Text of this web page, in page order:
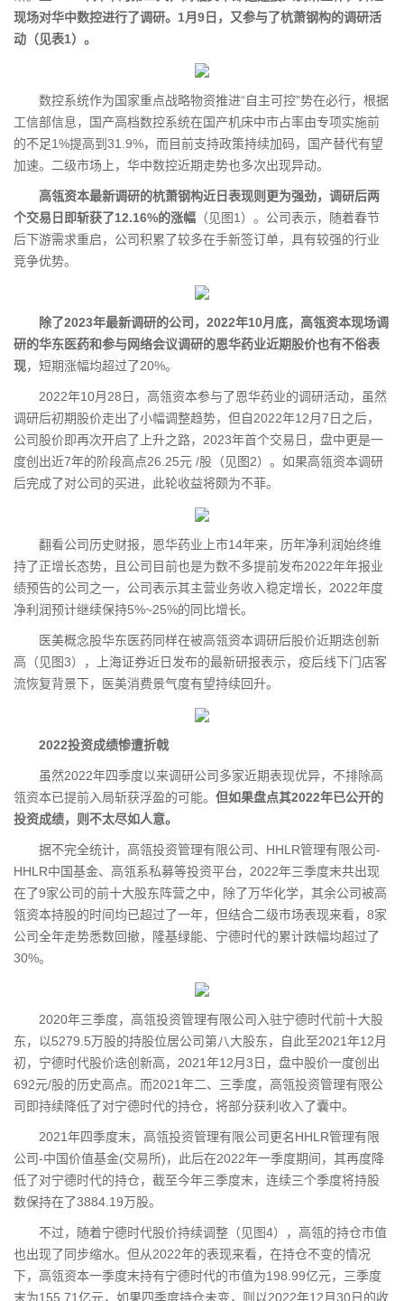
现场对华中数控进行了调研。 1月9日，又参与了杭萧钢构的调研活
动（见表1）。
数控系统作为国家重点战略物资推进“自主可控”势在必行，根据
工信部信息，国产高档数控系统在国产机床中市占率由专项实施前
的不足1%提高到31.9%，而目前支持政策持续加码，国产替代有望
加速。二级市场上，华中数控近期走势也多次出现异动。
高瓴资本最新调研的杭萧钢构近日表现则更为强劲，调研后两
个交易日即斩获了12.16%的涨幅 （见图1）。公司表示，随着春节
后下游需求重启，公司积累了较多在手新签订单，具有较强的行业
竞争优势。
除了2023年最新调研的公司，2022年10月底，高瓴资本现场调
研的华东医药和参与网络会议调研的恩华药业近期股价也有不俗表
现，短期涨幅均超过了20%。
2022年10月28日，高瓴资本参与了恩华药业的调研活动，虽然
调研后初期股价走出了小幅调整趋势，但自2022年12月7日之后，
公司股价即再次开启了上升之路，2023年首个交易日，盘中更是一
度创出近7年的阶段高点26.25元 /股（见图2）。如果高瓴资本调研
后完成了对公司的买进，此轮收益将颇为不菲。
翻看公司历史财报，恩华药业上市14年来，历年净利润始终维
持了正增长态势，且公司目前也是为数不多提前发布2022年年报业
绩预告的公司之一，公司表示其主营业务收入稳定增长，2022年度
净利润预计继续保持5%~25%的同比增长。
医美概念股华东医药同样在被高瓴资本调研后股价近期迭创新
高（见图3），上海证券近日发布的最新研报表示，疫后线下门店客
流恢复背景下，医美消费景气度有望持续回升。
2022投资成绩惨遭折戟
虽然2022年四季度以来调研公司多家近期表现优异，不排除高
瓴资本已提前入局斩获浮盈的可能。 但如果盘点其2022年已公开的
投资成绩，则不太尽如人意。
据不完全统计，高瓴投资管理有限公司、HHLR管理有限公司-
HHLR中国基金、高瓴系私募等投资平台，2022年三季度末共出现
在了9家公司的前十大股东阵营之中，除了万华化学，其余公司被高
瓴资本持股的时间均已超过了一年，但结合二级市场表现来看，8家
公司全年走势悉数回撤，隆基绿能、宁德时代的累计跌幅均超过了
30%。
2020年三季度，高瓴投资管理有限公司入驻宁德时代前十大股
东，以5279.5万股的持股位居公司第八大股东，自此至2021年12月
初，宁德时代股价迭创新高，2021年12月3日，盘中股价一度创出
692元/股的历史高点。而2021年二、三季度，高瓴投资管理有限公
司即持续降低了对宁德时代的持仓，将部分获利收入了囊中。
2021年四季度末，高瓴投资管理有限公司更名HHLR管理有限
公司-中国价值基金(交易所)，此后在2022年一季度期间，其再度降
低了对宁德时代的持仓，截至今年三季度末，连续三个季度将持股
数保持在了3884.19万股。
不过，随着宁德时代股价持续调整（见图4），高瓴的持仓市值
也出现了同步缩水。但从2022年的表现来看，在持仓不变的情况
下，高瓴资本一季度末持有宁德时代的市值为198.99亿元，三季度
末为155.71亿元，如果四季度持仓未变，则以2022年12月30日的收